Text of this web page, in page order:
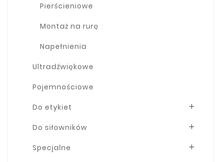
Pierścieniowe
Montaż na rurę
Napełnienia
Ultradźwiękowe
Pojemnościowe
Do etykiet 
Do siłowników 
Specjalne 